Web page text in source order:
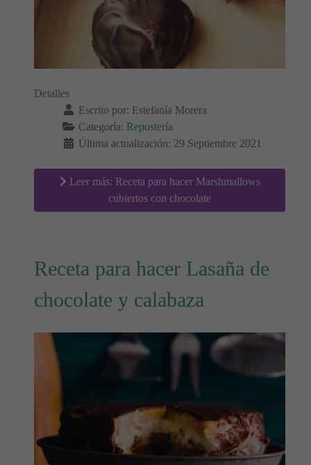
Detalles
Escrito por: Estefanía Morera
Categoría: Repostería
Última actualización: 29 Septiembre 2021
Leer más: Receta para hacer Marshmallows
cubiertos con chocolate
Receta para hacer Lasaña de
chocolate y calabaza